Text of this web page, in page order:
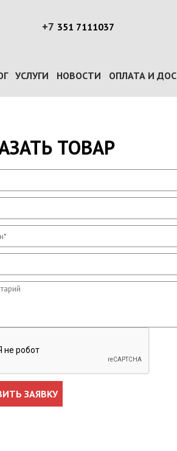
+7 351 7111037
УСЛУГИ НОВОСТИ ОПЛАТА И
ТОВАР
*
товара